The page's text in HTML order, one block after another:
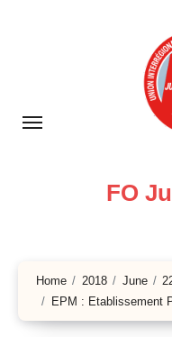
FO
Home 2018 June
EPM : Etablissement